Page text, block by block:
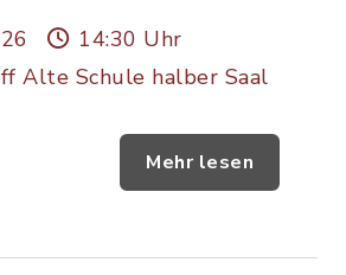
14:30 Uhr
Alte Schule halber Saal
Mehr lesen